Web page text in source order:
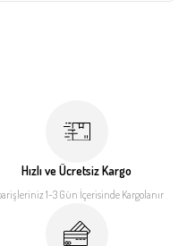
Hızlı ve Ücretsiz Kargo
1-3 Gün İçerisindeKargolanır